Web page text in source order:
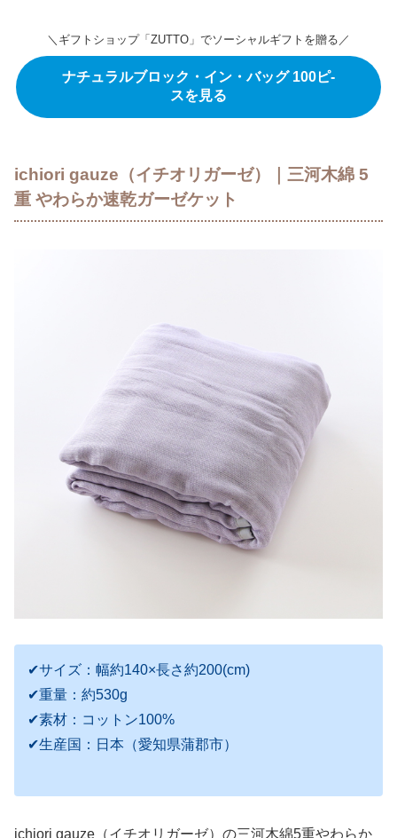
＼ギフトショップ「ZUTTO」でソーシャルギフトを贈る／
ナチュラルブロック・イン・バッグ 100ピ-
スを見る
ichiori gauze（イチオリガーゼ）｜三河木綿 5
重 やわらか速乾ガーゼケット
✔サイズ：幅約140×長さ約200(cm)
✔重量：約530g
✔素材：コットン100%
✔生産国：日本（愛知県蒲郡市）
ichiori gauze（イチオリガーゼ）の三河木綿5重やわらか